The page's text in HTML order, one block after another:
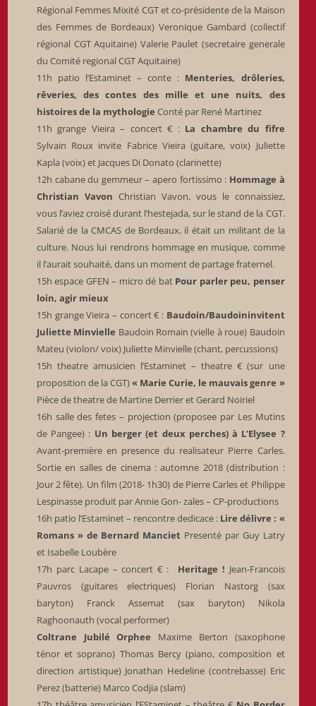
Régional Femmes Mixité CGT et co-présidente de la Maison
des Femmes de Bordeaux) Veronique Gambard (collectif
régional CGT Aquitaine) Valerie Paulet (secretaire generale
du Comité regional CGT Aquitaine)
11h patio l’Estaminet – conte : Menteries, drôleries,
rêveries, des contes des mille et une nuits, des
histoires de la mythologie Conté par René Martinez
11h grange Vieira – concert € : La chambre du fifre
Sylvain Roux invite Fabrice Vieira (guitare, voix) Juliette
Kapla (voix) et Jacques Di Donato (clarinette)
12h cabane du gemmeur – apero fortissimo : Hommage à
Christian Vavon Christian Vavon, vous le connaissiez,
vous l’aviez croisé durant l’hestejada, sur le stand de la CGT.
Salarié de la CMCAS de Bordeaux, il était un militant de la
culture. Nous lui rendrons hommage en musique, comme
il l’aurait souhaité, dans un moment de partage fraternel.
15h espace GFEN – micro dé bat Pour parler peu, penser
loin, agir mieux
15h grange Vieira – concert € : Baudoin/Baudoininvitent
Juliette Minvielle Baudoin Romain (vielle à roue) Baudoin
Mateu (violon/ voix) Juliette Minvielle (chant, percussions)
15h theatre amusicien l’Estaminet – theatre € (sur une
proposition de la CGT)« Marie Curie, le mauvais genre »
Pièce de theatre de Martine Derrier et Gerard Noiriel
16h salle des fetes – projection (proposee par Les Mutins
de Pangee) : Un berger (et deux perches) à L’Elysee ?
Avant-première en presence du realisateur Pierre Carles.
Sortie en salles de cinema : automne 2018 (distribution :
Jour 2 fête). Un film (2018- 1h30) de Pierre Carles et Philippe
Lespinasse produit par Annie Gon- zales – CP-productions
16h patio l’Estaminet – rencontre dedicace : Lire délivre : «
Romans » de Bernard Manciet Presenté par Guy Latry
et Isabelle Loubère
17h parc Lacape – concert € :
Heritage ! Jean-Francois
Pauvros (guitares electriques) Florian Nastorg (sax
baryton) Franck Assemat (sax baryton) Nikola
Raghoonauth (vocal performer)
Coltrane Jubilé Orphee Maxime Berton (saxophone
ténor et soprano) Thomas Bercy (piano, composition et
direction artistique) Jonathan Hedeline (contrebasse) Eric
Perez (batterie) Marco Codjia (slam)